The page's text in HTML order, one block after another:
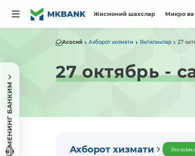
Жисмоний шахслар Микро ва
МЕНИНГ БАНКИМ
Асосий Ахборот хизмати Янгиликлар 27
27 октябрь -
Ахборот хизмати